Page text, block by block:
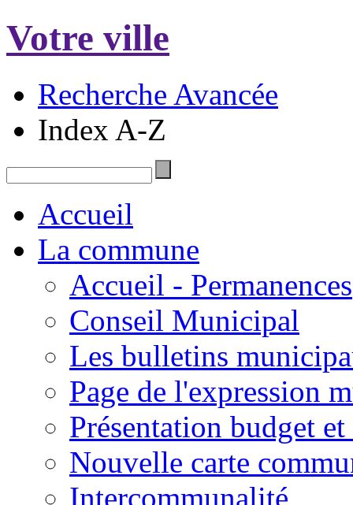
Votre ville
Recherche Avancée
Index A-Z
Accueil
La commune
Accueil - Permanences
Conseil Municipal
Les bulletins
Page de l'expression
Présentation budget
Nouvelle carte
Intercommunalité